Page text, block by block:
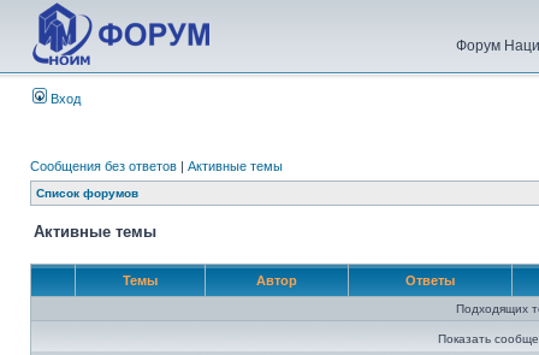
Форум
Вход
Сообщения без ответов | Активные темы
Список форумов
Активные темы
Темы Автор Ответы
Подходящих
Показать